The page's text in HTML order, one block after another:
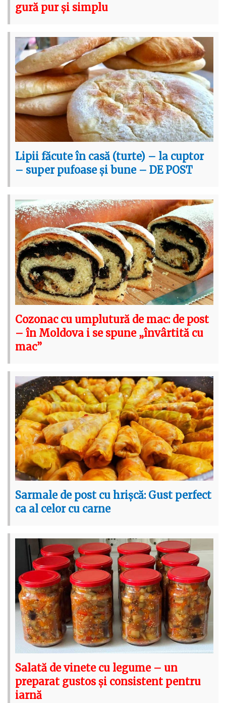
gură pur și simplu
Lipii făcute în casă (turte) – la cuptor
– super pufoase și bune – DE POST
Cozonac cu umplutură de mac: de post
– în Moldova i se spune „învârtită cu
mac”
Sarmale de post cu hrișcă: Gust perfect
ca al celor cu carne
Salată de vinete cu legume – un
preparat gustos și consistent pentru
iarnă